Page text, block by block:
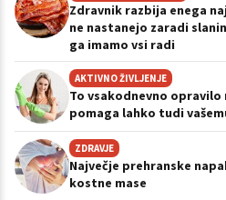
Zdravnik razbija enega
ne nastanejo zaradi
ga imamo vsi radi
AKTIVNO ŽIVLJENJE
To vsakodnevno
pomaga lahko tudi
ZDRAVJE
Največje prehranske
kostne mase